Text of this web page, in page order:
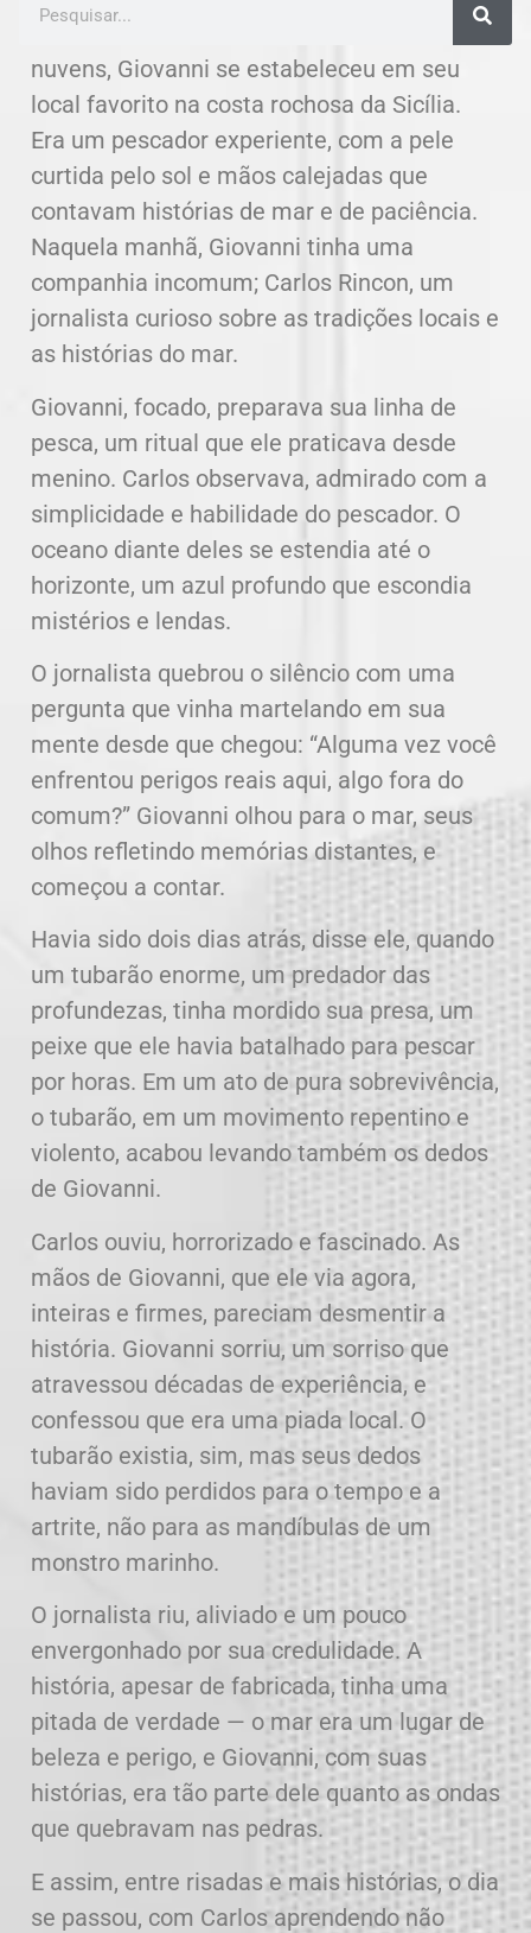
No calor do meio-dia, sob um céu sem
nuvens, Giovanni se estabeleceu em seu
local favorito na costa rochosa da Sicília.
Era um pescador experiente, com a pele
curtida pelo sol e mãos calejadas que
contavam histórias de mar e de paciência.
Naquela manhã, Giovanni tinha uma
companhia incomum; Carlos Rincon, um
jornalista curioso sobre as tradições locais e
as histórias do mar.
Giovanni, focado, preparava sua linha de
pesca, um ritual que ele praticava desde
menino. Carlos observava, admirado com a
simplicidade e habilidade do pescador. O
oceano diante deles se estendia até o
horizonte, um azul profundo que escondia
mistérios e lendas.
O jornalista quebrou o silêncio com uma
pergunta que vinha martelando em sua
mente desde que chegou: “Alguma vez você
enfrentou perigos reais aqui, algo fora do
comum?” Giovanni olhou para o mar, seus
olhos refletindo memórias distantes, e
começou a contar.
Havia sido dois dias atrás, disse ele, quando
um tubarão enorme, um predador das
profundezas, tinha mordido sua presa, um
peixe que ele havia batalhado para pescar
por horas. Em um ato de pura sobrevivência,
o tubarão, em um movimento repentino e
violento, acabou levando também os dedos
de Giovanni.
Carlos ouviu, horrorizado e fascinado. As
mãos de Giovanni, que ele via agora,
inteiras e firmes, pareciam desmentir a
história. Giovanni sorriu, um sorriso que
atravessou décadas de experiência, e
confessou que era uma piada local. O
tubarão existia, sim, mas seus dedos
haviam sido perdidos para o tempo e a
artrite, não para as mandíbulas de um
monstro marinho.
O jornalista riu, aliviado e um pouco
envergonhado por sua credulidade. A
história, apesar de fabricada, tinha uma
pitada de verdade — o mar era um lugar de
beleza e perigo, e Giovanni, com suas
histórias, era tão parte dele quanto as ondas
que quebravam nas pedras.
E assim, entre risadas e mais histórias, o dia
se passou, com Carlos aprendendo não